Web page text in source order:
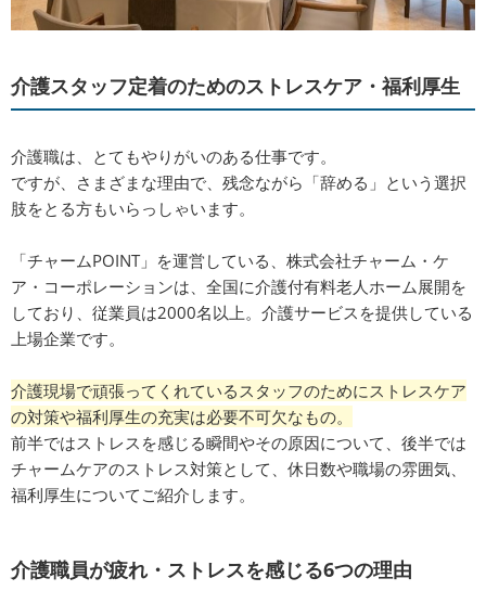
介護スタッフ定着のためのストレスケア・福利厚生
介護職は、とてもやりがいのある仕事です。
ですが、さまざまな理由で、残念ながら「辞める」という選択
肢をとる方もいらっしゃいます。
「チャームPOINT」を運営している、株式会社チャーム・ケ
ア・コーポレーションは、全国に介護付有料老人ホーム展開を
しており、従業員は2000名以上。介護サービスを提供している
上場企業です。
介護現場で頑張ってくれているスタッフのためにストレスケア
の対策や福利厚生の充実は必要不可欠なもの。
前半ではストレスを感じる瞬間やその原因について、後半では
チャームケアのストレス対策として、休日数や職場の雰囲気、
福利厚生についてご紹介します。
介護職員が疲れ・ストレスを感じる6つの理由